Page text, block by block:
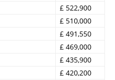
£ 522,900
£ 510,000
£ 491,550
£ 469,000
£ 435,900
£ 420,200